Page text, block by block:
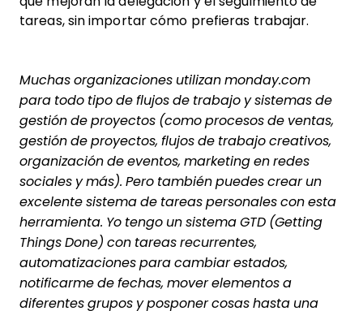
tareas, sin importar cómo prefieras trabajar.
Muchas organizaciones utilizan monday.com
para todo tipo de flujos de trabajo y sistemas de
gestión de proyectos (como procesos de ventas,
gestión de proyectos, flujos de trabajo creativos,
organización de eventos, marketing en redes
sociales y más). Pero también puedes crear un
excelente sistema de tareas personales con esta
herramienta. Yo tengo un sistema GTD (Getting
Things Done) con tareas recurrentes,
automatizaciones para cambiar estados,
notificarme de fechas, mover elementos a
diferentes grupos y posponer cosas hasta una